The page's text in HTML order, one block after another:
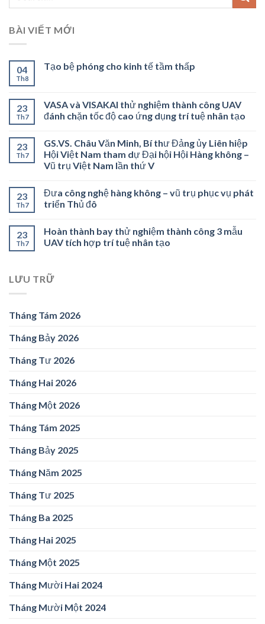
BÀI VIẾT MỚI
04
Th8
Tạo bệ phóng cho kinh tế tầm thấp
23
Th7
VASA và VISAKAI thử nghiệm thành công UAV
đánh chặn tốc độ cao ứng dụng trí tuệ nhân tạo
23
Th7
GS.VS. Châu Văn Minh, Bí thư Đảng ủy Liên hiệp
Hội Việt Nam tham dự Đại hội Hội Hàng không –
Vũ trụ Việt Nam lần thứ V
23
Th7
Đưa công nghệ hàng không – vũ trụ phục vụ phát
triển Thủ đô
23
Th7
Hoàn thành bay thử nghiệm thành công 3 mẫu
UAV tích hợp trí tuệ nhân tạo
LƯU TRỮ
Tháng Tám 2026
Tháng Bảy 2026
Tháng Tư 2026
Tháng Hai 2026
Tháng Một 2026
Tháng Tám 2025
Tháng Bảy 2025
Tháng Năm 2025
Tháng Tư 2025
Tháng Ba 2025
Tháng Hai 2025
Tháng Một 2025
Tháng Mười Hai 2024
Tháng Mười Một 2024